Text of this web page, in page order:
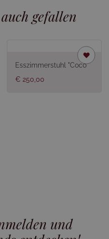
gefallen
Esszimmerstuhl "Coco"
€ 250,00
und